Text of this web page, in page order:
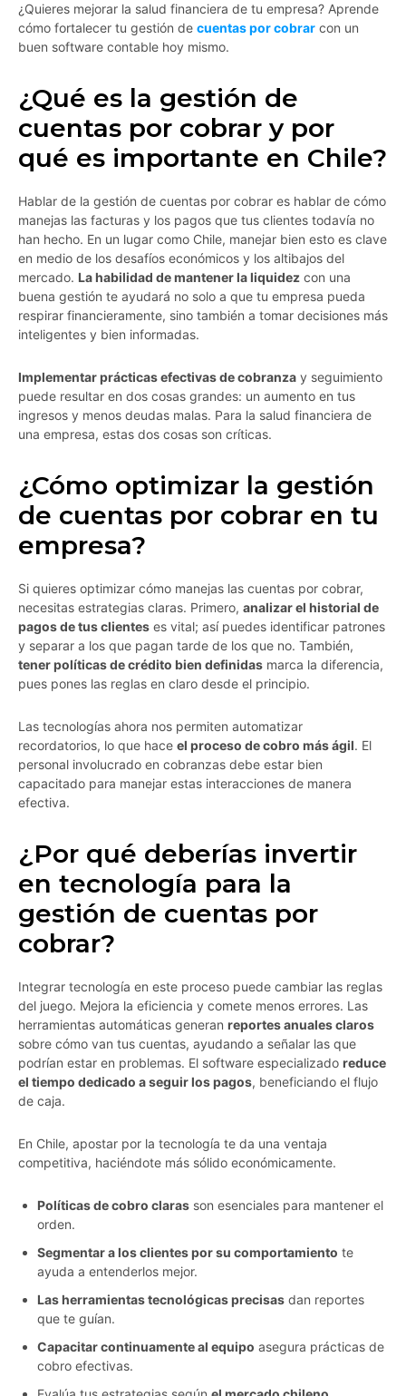
¿Quieres mejorar la salud financiera de tu empresa? Aprende
cómo fortalecer tu gestión de cuentas por cobrar con un
buen software contable hoy mismo.
¿Qué es la gestión de
cuentas por cobrar y por
qué es importante en Chile?
Hablar de la gestión de cuentas por cobrar es hablar de cómo
manejas las facturas y los pagos que tus clientes todavía no
han hecho. En un lugar como Chile, manejar bien esto es clave
en medio de los desafíos económicos y los altibajos del
mercado. La habilidad de mantener la liquidez con una
buena gestión te ayudará no solo a que tu empresa pueda
respirar financieramente, sino también a tomar decisiones más
inteligentes y bien informadas.
Implementar prácticas efectivas de cobranza y seguimiento
puede resultar en dos cosas grandes: un aumento en tus
ingresos y menos deudas malas. Para la salud financiera de
una empresa, estas dos cosas son críticas.
¿Cómo optimizar la gestión
de cuentas por cobrar en tu
empresa?
Si quieres optimizar cómo manejas las cuentas por cobrar,
necesitas estrategias claras. Primero, analizar el historial de
pagos de tus clientes es vital; así puedes identificar patrones
y separar a los que pagan tarde de los que no. También,
tener políticas de crédito bien definidas marca la diferencia,
pues pones las reglas en claro desde el principio.
Las tecnologías ahora nos permiten automatizar
recordatorios, lo que hace el proceso de cobro más ágil. El
personal involucrado en cobranzas debe estar bien
capacitado para manejar estas interacciones de manera
efectiva.
¿Por qué deberías invertir
en tecnología para la
gestión de cuentas por
cobrar?
Integrar tecnología en este proceso puede cambiar las reglas
del juego. Mejora la eficiencia y comete menos errores. Las
herramientas automáticas generan reportes anuales claros
sobre cómo van tus cuentas, ayudando a señalar las que
podrían estar en problemas. El software especializado reduce
el tiempo dedicado a seguir los pagos, beneficiando el flujo
de caja.
En Chile, apostar por la tecnología te da una ventaja
competitiva, haciéndote más sólido económicamente.
Políticas de cobro claras son esenciales para mantener el
orden.
Segmentar a los clientes por su comportamiento te
ayuda a entenderlos mejor.
Las herramientas tecnológicas precisas dan reportes
que te guían.
Capacitar continuamente al equipo asegura prácticas de
cobro efectivas.